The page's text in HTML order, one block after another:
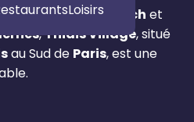
Loisirs
,high tech et
,Thiais Village, situé
au Sud de Paris, est une